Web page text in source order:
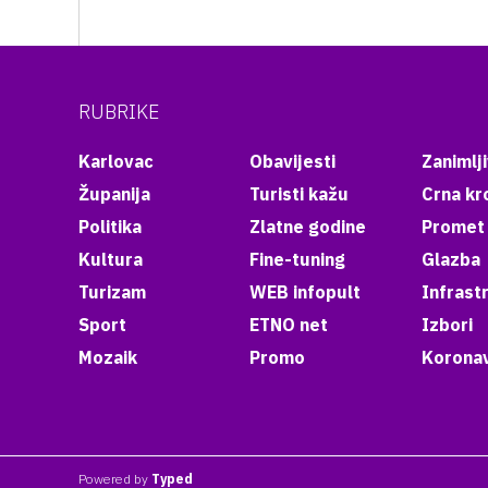
RUBRIKE
Karlovac
Županija
Politika
Kultura
Turizam
Sport
Mozaik
Obavijesti
Turisti kažu
Zlatne godine
Fine-tuning
WEB infopult
ETNO net
Promo
Crna
Promet
Glazba
Izbori
Powered by Typed